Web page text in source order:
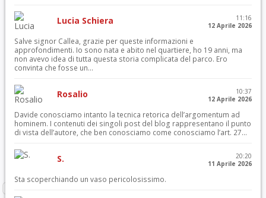
Lucia Schiera
11:16
12 Aprile 2026
Salve signor Callea, grazie per queste informazioni e
approfondimenti. Io sono nata e abito nel quartiere, ho 19 anni, ma
non avevo idea di tutta questa storia complicata del parco. Ero
convinta che fosse un...
Rosalio
10:37
12 Aprile 2026
Davide conosciamo intanto la tecnica retorica dell’argomentum ad
hominem. I contenuti dei singoli post del blog rappresentano il punto
di vista dell’autore, che ben conosciamo come conosciamo l’art. 27...
S.
20:20
11 Aprile 2026
Sta scoperchiando un vaso pericolosissimo.